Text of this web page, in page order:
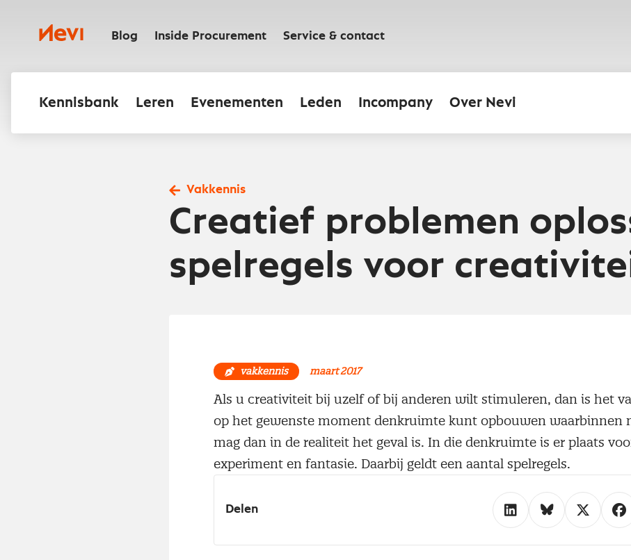
inhoudNevi Blog Inside Procurement Service & contact
Kennisbank Leren Evenementen Leden Incompany Over Nevi
Vakkennis
Creatief problemen
spelregels voor
vakkennis maart 2017
Als u creativiteit bij uzelf of bij anderen wilt stimuleren, dan is het
op het gewenste moment denkruimte kunt opbouwen waarbinnen
mag dan in de realiteit het geval is. In die denkruimte is er plaats
experiment en fantasie. Daarbij geldt een aantal spelregels.
Delen